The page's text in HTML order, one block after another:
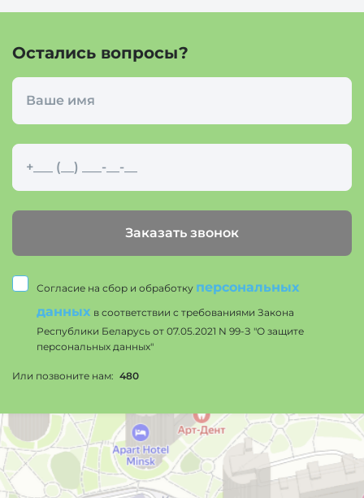
Остались вопросы?
Заказать звонок
Или позвоните нам: 480
Согласие на сбор и обработку персональных
данных в соответствии с требованиями Закона
Республики Беларусь от 07.05.2021 N 99-З "О защите
персональных данных"